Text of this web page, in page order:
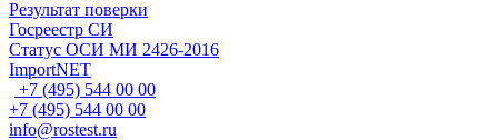
Результат поверки
Госреестр СИ
Статус ОСИ МИ 2426-2016
ImportNET
+7 (495) 544 00 00
+7 (495) 544 00 00
info@rostest.ru